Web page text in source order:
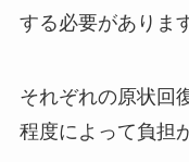
する必要がありま
それぞれの原状回
程度によって負担